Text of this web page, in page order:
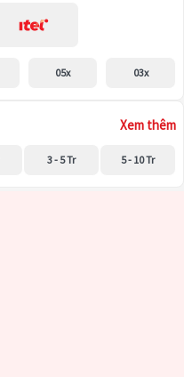
05x 03x
Xem thêm
3 - 5 Tr 5 - 10 Tr